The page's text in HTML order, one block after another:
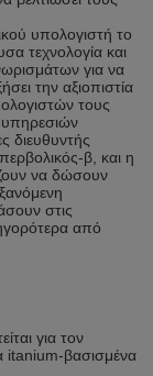
υπολογιστή το
τεχνολογία και
για να
την αξιοπιστία
τους
διευθυντής
β, και η
να δώσουν
στις
από
για τον
itanium-βασισμένα